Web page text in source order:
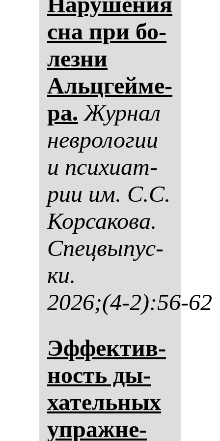
сна при бо­
лез­ни
Альцгей­ме­
ра. Жур­нал
нев­ро­ло­гии
и пси­хи­ат­
рии им. С.С.
Кор­са­ко­ва.
Спец­вы­пус­
ки.
2026;(4-2):56-62
Эф­фек­тив­
ность ды­
ха­тель­ных
уп­раж­не­